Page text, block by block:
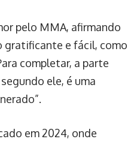
pelo MMA, afirmando
gratificante e fácil, como
completar, a parte
ele, é uma
em 2024, onde